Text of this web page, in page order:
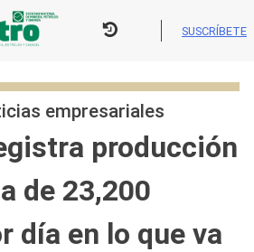
SUSCRÍBETE
empresariales
producción
de 23,200
día en lo que va